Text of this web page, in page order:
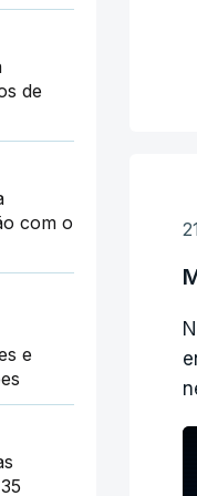
de
com o
e